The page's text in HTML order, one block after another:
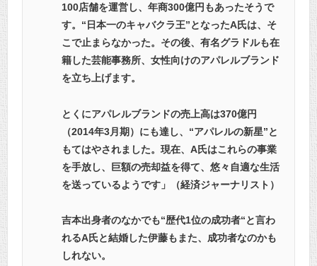
100店舗を運営し、年商300億円もあったそうで
す。“日本一のキャバクラ王”となったA氏は、そ
こで止まらなかった。その後、有名グラドルも在
籍した芸能事務所、女性向けのアパレルブランド
を立ち上げます。
とくにアパレルブランドの売上高は370億円
（2014年3月期）にも達し、“アパレルの新星”と
もてはやされました。現在、A氏はこれらの事業
を手放し、巨額の売却益を得て、悠々自適な生活
を送っているようです」（経済ジャーナリスト）
吉本出身者のなかでも“歴代1位の成功者“と言わ
れるA氏と結婚した伊藤もまた、成功者なのかも
しれない。